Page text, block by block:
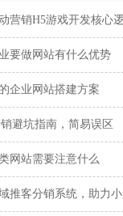
营销H5游戏开发核心
要做网站有什么优势
企业网站搭建方案
避坑指南，简易误区
网站需要注意什么
推客分销系统，助力